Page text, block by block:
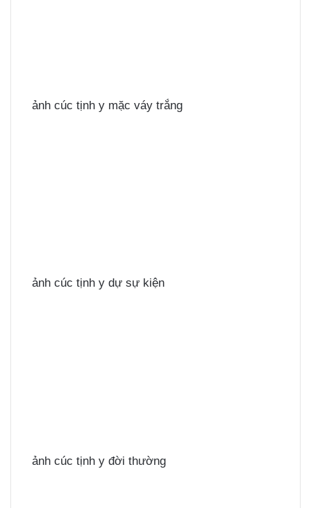
ảnh cúc tịnh y mặc váy trắng
ảnh cúc tịnh y dự sự kiện
ảnh cúc tịnh y đời thường